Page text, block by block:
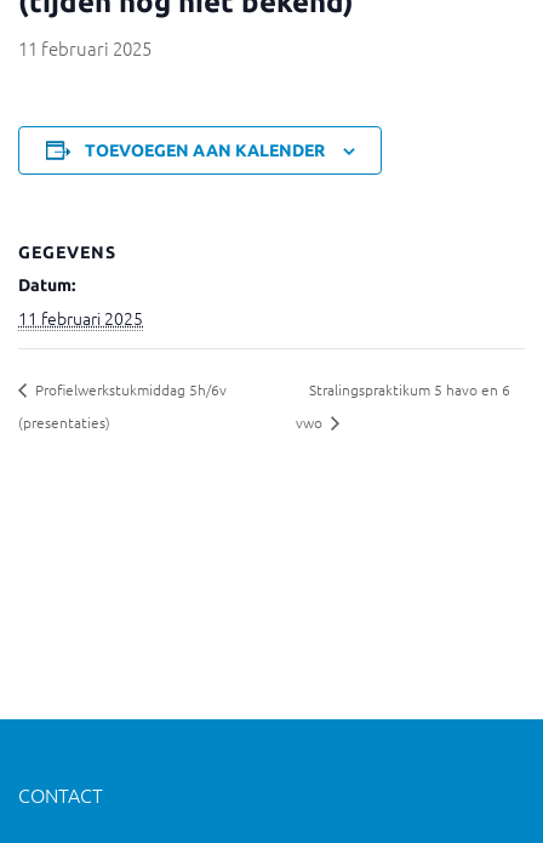
11 februari 2025
TOEVOEGEN AAN KALENDER
GEGEVENS
Datum:
11 februari 2025
Profielwerkstukmiddag 5h/6v
(presentaties)
Stralingspraktikum 5 havo en 6
vwo
CONTACT